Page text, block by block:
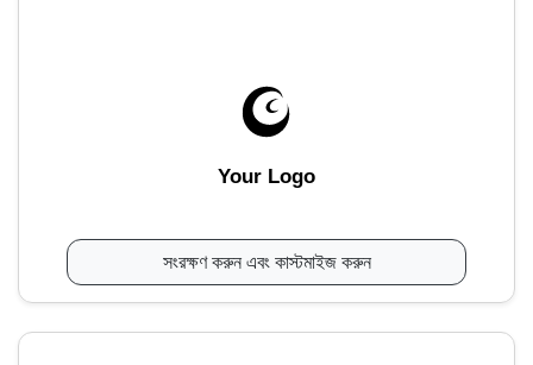
Your Logo
সংরক্ষণ করুন এবং কাস্টমাইজ করুন